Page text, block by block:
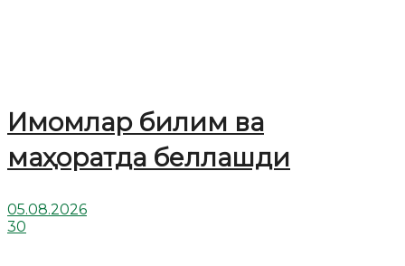
Имомлар билим ва
маҳоратда беллашди
05.08.2026
30